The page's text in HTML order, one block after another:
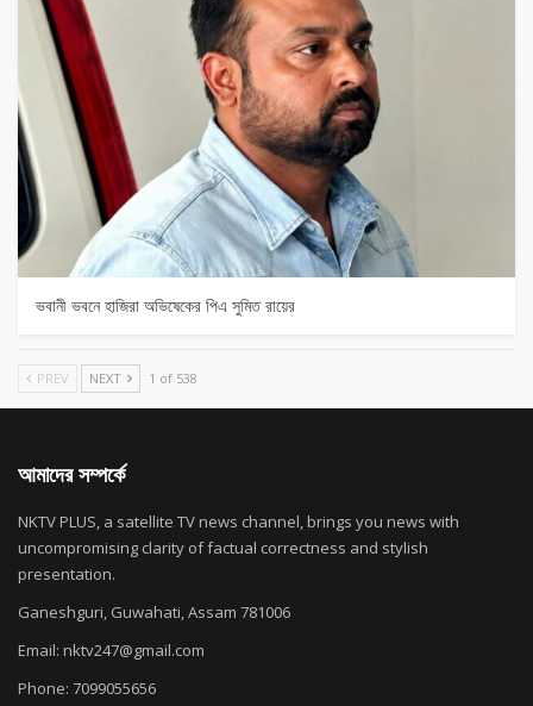
ভবানী ভবনে হাজিরা অভিষেকের পিএ সুমিত রায়ের
PREV NEXT 1 of 538
আমাদের সম্পর্কে
NKTV PLUS, a satellite TV news channel, brings you news with
uncompromising clarity of factual correctness and stylish
presentation.
Ganeshguri, Guwahati, Assam 781006
Email: nktv247@gmail.com
Phone: 7099055656